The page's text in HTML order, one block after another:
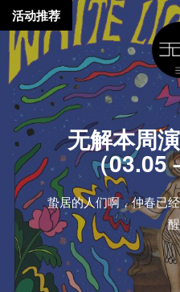
无解本周
（03.05
蛰居的人们啊，仲春已
活动推荐